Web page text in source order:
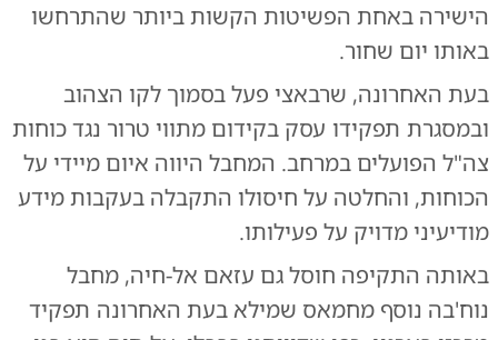
הישירה באחת הפשיטות הקשות ביותר שהתרחשו
באותו יום שחור.
בעת האחרונה, שרבאצי פעל בסמוך לקו הצהוב
ובמסגרת תפקידו עסק בקידום מתווי טרור נגד כוחות
צה"ל הפועלים במרחב. המחבל היווה איום מיידי על
הכוחות, והחלטה על חיסולו התקבלה בעקבות מידע
מודיעיני מדויק על פעילותו.
באותה התקיפה חוסל גם עזאם אל-חיה, מחבל
נוח'בה נוסף מחמאס שמילא בעת האחרונה תפקיד